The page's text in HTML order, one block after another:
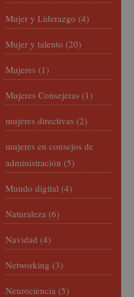
Mujer y Liderazgo (4)
Mujer y talento (20)
Mujeres (1)
Mujeres Consejeras (1)
mujeres directivas (2)
mujeres en consejos de
administración (5)
Mundo digital (4)
Naturaleza (6)
Navidad (4)
Networking (3)
Neurociencia (5)